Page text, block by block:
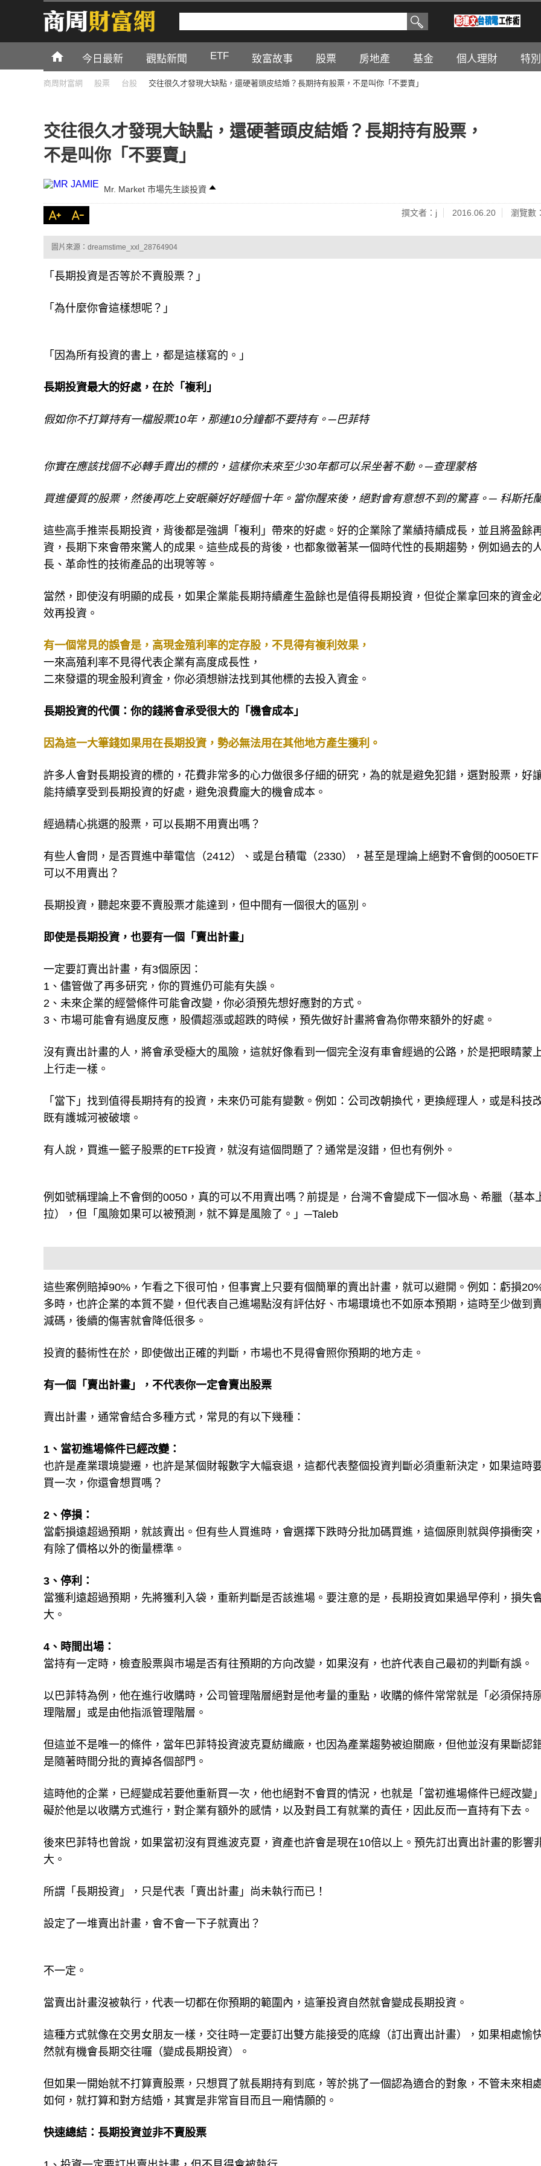
今日最新 觀點新聞 ETF 致富故事 股票 房地產 基金 個人理財 特
商周財富網 股票 台股 交往很久才發現大缺點，還硬著頭皮結婚？長期持有股票，不是叫你「不要賣」
交往很久才發現大缺點，還硬著頭皮結婚？長期持有股票，
不是叫你「不要賣」
Mr. Market 市場先生談投資
撰文者：j 2016.06.20 瀏覽數
圖片來源：dreamstime_xxl_28764904
「長期投資是否等於不賣股票？」
「為什麼你會這樣想呢？」
「因為所有投資的書上，都是這樣寫的。」
長期投資最大的好處，在於「複利」
假如你不打算持有一檔股票10年，那連10分鐘都不要持有。─巴菲特
你實在應該找個不必轉手賣出的標的，這樣你未來至少30年都可以呆坐著不動。─查理蒙格
買進優質的股票，然後再吃上安眠藥好好睡個十年。當你醒來後，絕對會有意想不到的驚喜。─ 科斯托
這些高手推崇長期投資，背後都是強調「複利」帶來的好處。好的企業除了業績持續成長，並且將盈餘
資，長期下來會帶來驚人的成果。這些成長的背後，也都象徵著某一個時代性的長期趨勢，例如過去的
長、革命性的技術產品的出現等等。
當然，即使沒有明顯的成長，如果企業能長期持續產生盈餘也是值得長期投資，但從企業拿回來的資金
效再投資。
有一個常見的誤會是，高現金殖利率的定存股，不見得有複利效果，
一來高殖利率不見得代表企業有高度成長性，
二來發還的現金股利資金，你必須想辦法找到其他標的去投入資金。
長期投資的代價：你的錢將會承受很大的「機會成本」
因為這一大筆錢如果用在長期投資，勢必無法用在其他地方產生獲利。
許多人會對長期投資的標的，花費非常多的心力做很多仔細的研究，為的就是避免犯錯，選對股票，好
能持續享受到長期投資的好處，避免浪費龐大的機會成本。
經過精心挑選的股票，可以長期不用賣出嗎？
有些人會問，是否買進中華電信（2412）、或是台積電（2330），甚至是理論上絕對不會倒的0050ETF
可以不用賣出？
長期投資，聽起來要不賣股票才能達到，但中間有一個很大的區別。
即使是長期投資，也要有一個「賣出計畫」
一定要訂賣出計畫，有3個原因：
1、儘管做了再多研究，你的買進仍可能有失誤。
2、未來企業的經營條件可能會改變，你必須預先想好應對的方式。
3、市場可能會有過度反應，股價超漲或超跌的時候，預先做好計畫將會為你帶來額外的好處。
沒有賣出計畫的人，將會承受極大的風險，這就好像看到一個完全沒有車會經過的公路，於是把眼睛蒙
上行走一樣。
「當下」找到值得長期持有的投資，未來仍可能有變數。例如：公司改朝換代，更換經理人，或是科技
既有護城河被破壞。
有人說，買進一籃子股票的ETF投資，就沒有這個問題了？通常是沒錯，但也有例外。
例如號稱理論上不會倒的0050，真的可以不用賣出嗎？前提是，台灣不會變成下一個冰島、希臘（基本
拉），但「風險如果可以被預測，就不算是風險了。」─Taleb
這些案例賠掉90%，乍看之下很可怕，但事實上只要有個簡單的賣出計畫，就可以避開。例如：虧損
多時，也許企業的本質不變，但代表自己進場點沒有評估好、市場環境也不如原本預期，這時至少做到
減碼，後續的傷害就會降低很多。
投資的藝術性在於，即使做出正確的判斷，市場也不見得會照你預期的地方走。
有一個「賣出計畫」，不代表你一定會賣出股票
賣出計畫，通常會結合多種方式，常見的有以下幾種：
1、當初進場條件已經改變：
也許是產業環境變遷，也許是某個財報數字大幅衰退，這都代表整個投資判斷必須重新決定，如果這時
買一次，你還會想買嗎？
2、停損：
當虧損遠超過預期，就該賣出。但有些人買進時，會選擇下跌時分批加碼買進，這個原則就與停損衝突
有除了價格以外的衡量標準。
3、停利：
當獲利遠超過預期，先將獲利入袋，重新判斷是否該進場。要注意的是，長期投資如果過早停利，損失
大。
4、時間出場：
當持有一定時，檢查股票與市場是否有往預期的方向改變，如果沒有，也許代表自己最初的判斷有誤。
以巴菲特為例，他在進行收購時，公司管理階層絕對是他考量的重點，收購的條件常常就是「必須保持
理階層」或是由他指派管理階層。
但這並不是唯一的條件，當年巴菲特投資波克夏紡織廠，也因為產業趨勢被迫關廠，但他並沒有果斷認
是隨著時間分批的賣掉各個部門。
這時他的企業，已經變成若要他重新買一次，他也絕對不會買的情況，也就是「當初進場條件已經改變
礙於他是以收購方式進行，對企業有額外的感情，以及對員工有就業的責任，因此反而一直持有下去。
後來巴菲特也曾說，如果當初沒有買進波克夏，資產也許會是現在10倍以上。預先訂出賣出計畫的影響
大。
所謂「長期投資」，只是代表「賣出計畫」尚未執行而已！
設定了一堆賣出計畫，會不會一下子就賣出？
不一定。
當賣出計畫沒被執行，代表一切都在你預期的範圍內，這筆投資自然就會變成長期投資。
這種方式就像在交男女朋友一樣，交往時一定要訂出雙方能接受的底線（訂出賣出計畫），如果相處愉
然就有機會長期交往囉（變成長期投資）。
但如果一開始就不打算賣股票，只想買了就長期持有到底，等於挑了一個認為適合的對象，不管未來相
如何，就打算和對方結婚，其實是非常盲目而且一廂情願的。
快速總結：長期投資並非不賣股票